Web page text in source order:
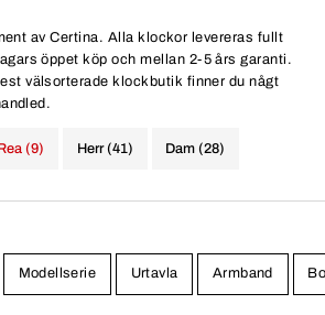
av Certina. Alla klockor levereras fullt
öppet köp och mellan 2-5 års garanti.
välsorterade klockbutik finner du någt
Herr (41) Dam (28)
(9)
Modellserie Urtavla Armband